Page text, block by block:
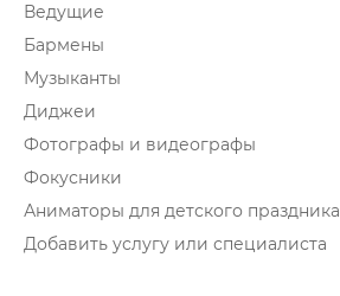
Ведущие
Бармены
Музыканты
Диджеи
Фотографы и видеографы
Фокусники
Аниматоры для детского праздника
Добавить услугу или специалиста